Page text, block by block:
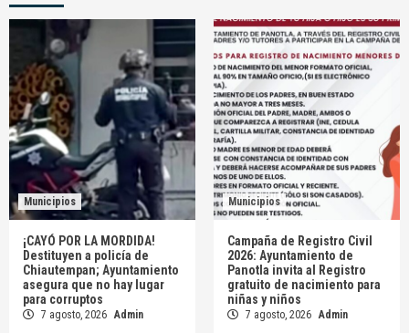
Municipios
¡CAYÓ POR LA MORDIDA!
Destituyen a policía de
Chiautempan; Ayuntamiento
asegura que no hay lugar
para corruptos
7 agosto, 2026 Admin
Municipios
Campaña de Registro Civil
2026: Ayuntamiento de
Panotla invita al Registro
gratuito de nacimiento para
niñas y niños
7 agosto, 2026 Admin